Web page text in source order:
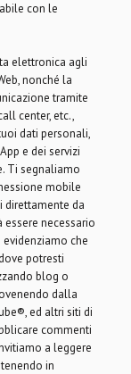
con le
elettronica agli
nonché la
tramite
center, etc.,
dati personali,
e dei servizi
Ti segnaliamo
mobile
direttamente da
necessario
che
potresti
blog o
dalla
ed altri siti di
commenti
a leggere
in